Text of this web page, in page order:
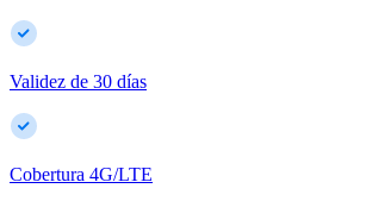
Validez de 30 días
Cobertura 4G/LTE